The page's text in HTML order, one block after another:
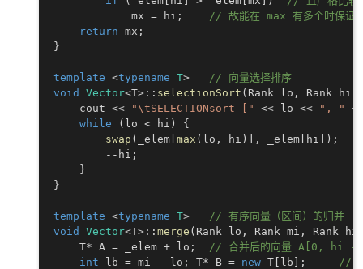
            mx
= hi ;
// 故能在 max 有多个时保
return mx ;
}
template <typename T>
// 向量选择排序
void
Vector<T> :: selectionSort ( Rank lo , Rank hi
    cout
<< "\tSELECTIONsort [" << lo << ", "
while
( lo < hi )
{
swap ( _elem [max ( lo , hi ) ] , _elem [ hi ] ) ;
-- hi ;
}
}
template <typename T>
// 有序向量（区间）的归并
void
Vector<T> :: merge ( Rank lo , Rank mi , Rank hi
    T
* A = _elem + lo ;
// 合并后的向量 A[0,
int lb = mi - lo ; T* B = new T [ lb ] ;
//